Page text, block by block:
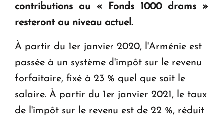
en Arménie
contributions au « Fonds 1000 drams »
resteront au niveau actuel.
À partir du 1er janvier 2020, l'Arménie est
passée à un système d'impôt sur le revenu
forfaitaire, fixé à 23 % quel que soit le
salaire. À partir du 1er janvier 2021, le taux
de l'impôt sur le revenu est de 22 %, réduit